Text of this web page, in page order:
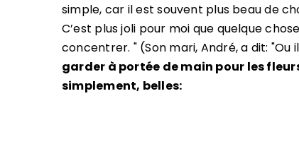
simple, car il est souvent plus beau de
C’est plus joli pour moi que quelque
concentrer. " (Son mari, André, a dit: "Ou
garder à portée de main pour les
simplement, belles: